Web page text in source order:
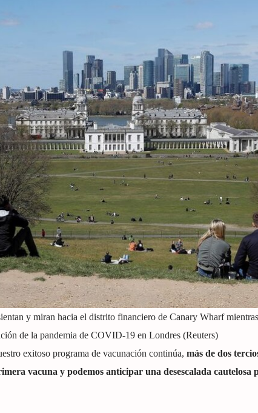
y miran hacia el distrito financiero de Canary Wharf
de la pandemia de COVID-19 en Londres (Reuters)
exitoso programa de vacunación continúa, más de dos
vacuna y podemos anticipar una desescalada cautelosa